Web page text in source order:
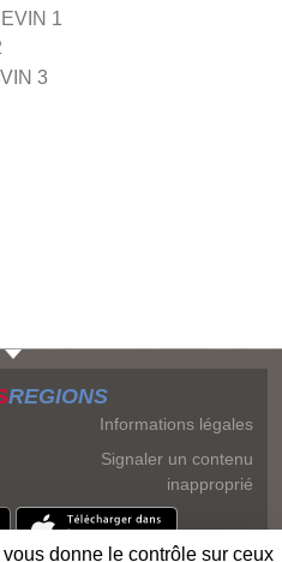
1
3
REGIONS
Informations légales
Signaler un contenu
inapproprié
donne le contrôle sur ceux